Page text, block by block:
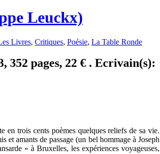
Leuckx)
Livres, Critiques, Poésie, La Table Ronde
352 pages, 22 € . Ecrivain(s):
en trois cents poèmes quelques reliefs de sa vie.
et amants de passage (un bel hommage à Joseph
» à Bruxelles, les expériences voyageuses,